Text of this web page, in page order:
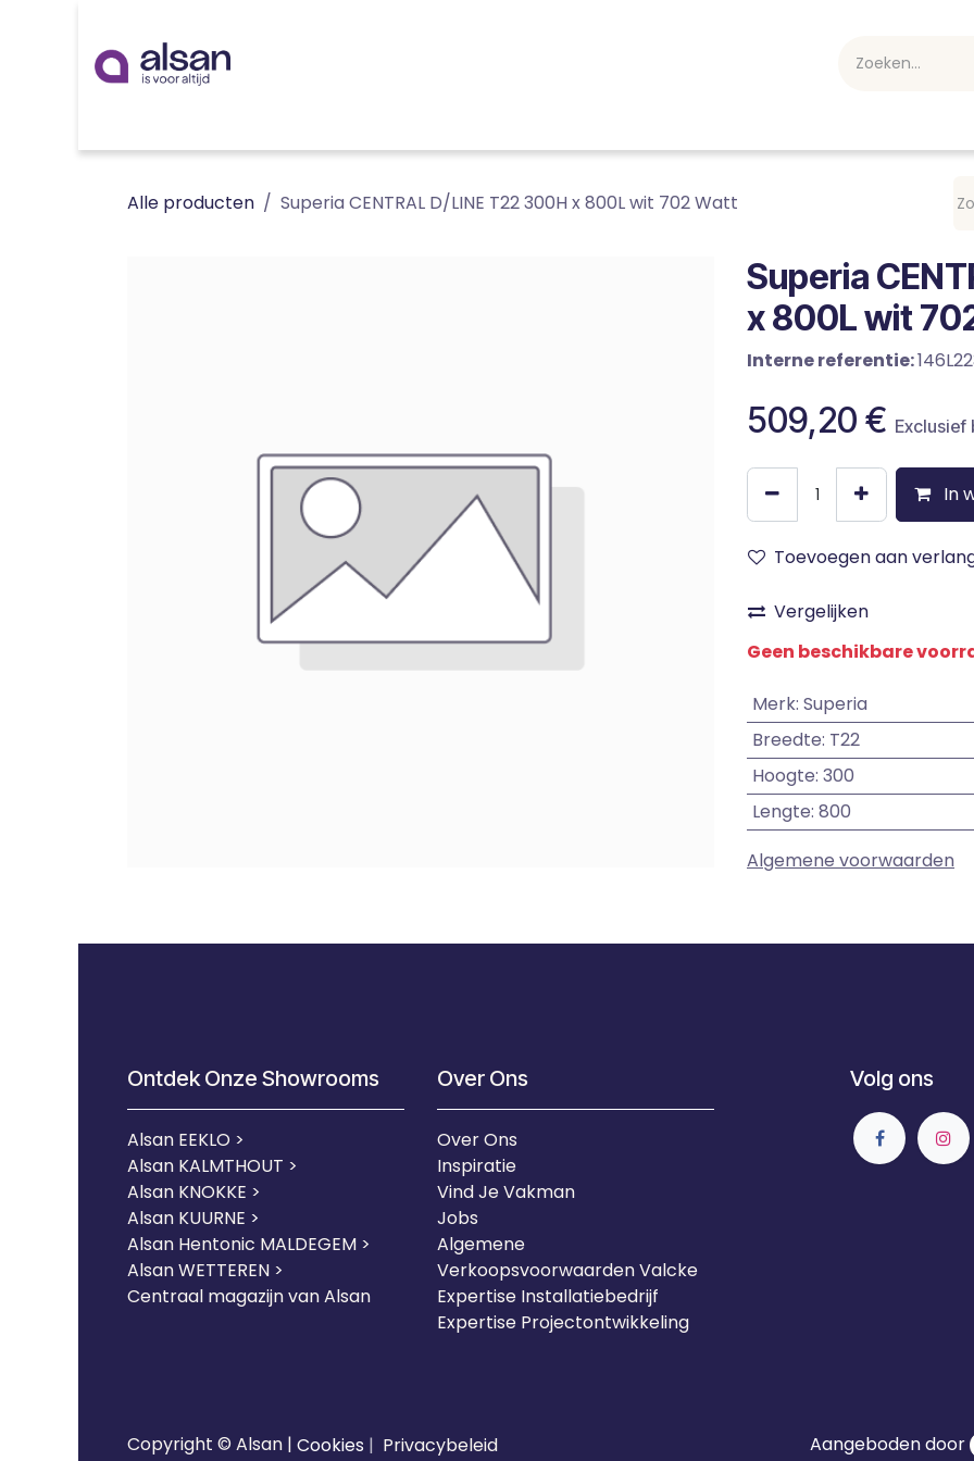
Alle producten Superia CENTRAL D/LINE T22 300H x 800L wit 702 Watt
Superia
x 800L wit
Interne referentie:
509,20 € Exclusief
In
Toevoegen aan
Vergelijken
Geen beschikbare
Merk: Superia
Breedte: T22
Hoogte: 300
Lengte: 800
Algemene voorwaarden
Ontdek Onze Showrooms
Alsan EEKLO >
Alsan KALMTHOUT >
Alsan KNOKKE >
Alsan KUURNE >
Alsan Hentonic MALDEGEM >
Alsan WETTEREN >
Centraal magazijn van Alsan
Over Ons
Over Ons
Inspiratie
Vind Je Vakman
Jobs
Algemene
Verkoopsvoorwaarden Valcke
Expertise Installatiebedrijf
Expertise Projectontwikkeling
Volg ons
Copyright © Alsan | Cookies | Privacybeleid Aangeboden door